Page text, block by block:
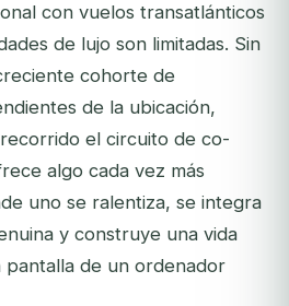
con vuelos transatlánticos
de lujo son limitadas. Sin
cohorte de
de la ubicación,
el circuito de co-
algo cada vez más
uno se ralentiza, se integra
y construye una vida
pantalla de un ordenador